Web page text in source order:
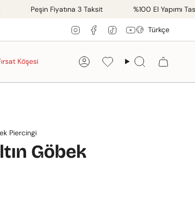
Peşin Fiyatına 3 Taksit %100 El Yapımı
InstagramFacebook
TikTokYouTube
DilTürkçe
Köşesi Hesap Favorilerim
Ara
Piercingi
Göbek